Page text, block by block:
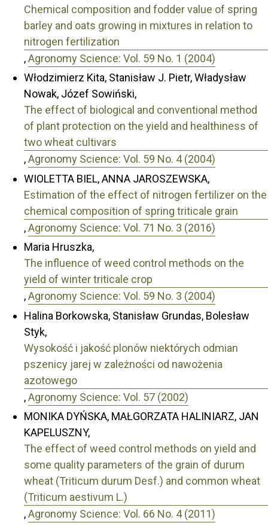
Chemical composition and fodder value of spring
barley and oats growing in mixtures in relation to
nitrogen fertilization
,Agronomy Science: Vol. 59 No. 1 (2004)
Włodzimierz Kita, Stanisław J. Pietr, Władysław
Nowak, Józef Sowiński,
The effect of biological and conventional method
of plant protection on the yield and healthiness of
two wheat cultivars
,Agronomy Science: Vol. 59 No. 4 (2004)
WIOLETTA BIEL, ANNA JAROSZEWSKA,
Estimation of the effect of nitrogen fertilizer on the
chemical composition of spring triticale grain
,Agronomy Science: Vol. 71 No. 3 (2016)
Maria Hruszka,
The influence of weed control methods on the
yield of winter triticale crop
,Agronomy Science: Vol. 59 No. 3 (2004)
Halina Borkowska, Stanisław Grundas, Bolesław
Styk,
Wysokość i jakość plonów niektórych odmian
pszenicy jarej w zależności od nawożenia
azotowego
,Agronomy Science: Vol. 57 (2002)
MONIKA DYŃSKA, MAŁGORZATA HALINIARZ, JAN
KAPELUSZNY,
The effect of weed control methods on yield and
some quality parameters of the grain of durum
wheat (Triticum durum Desf.) and common wheat
(Triticum aestivum L.)
,Agronomy Science: Vol. 66 No. 4 (2011)